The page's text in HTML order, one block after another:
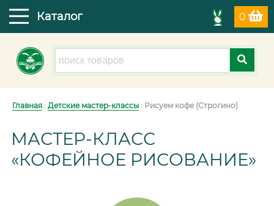
0
Каталог
Главная : Детские мастер-классы : Рисуем кофе (Строгино)
МАСТЕР-КЛАСС
«КОФЕЙНОЕ РИСОВАНИЕ»